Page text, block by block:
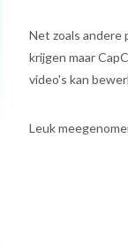
Net zoals andere
krijgen maar
video's kan
Leuk